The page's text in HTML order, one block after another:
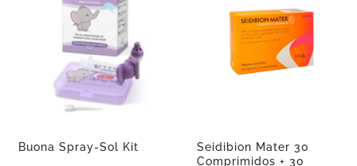
Buona Spray-Sol Kit
Seidibion Mater 30
Comprimidos + 30